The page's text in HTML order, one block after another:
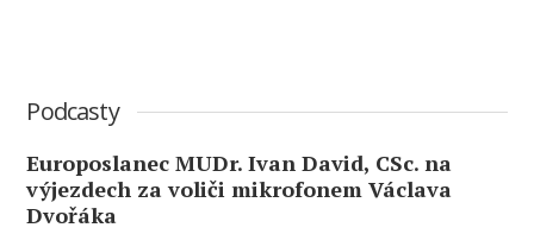
Podcasty
Europoslanec MUDr. Ivan David, CSc. na
výjezdech za voliči mikrofonem Václava
Dvořáka